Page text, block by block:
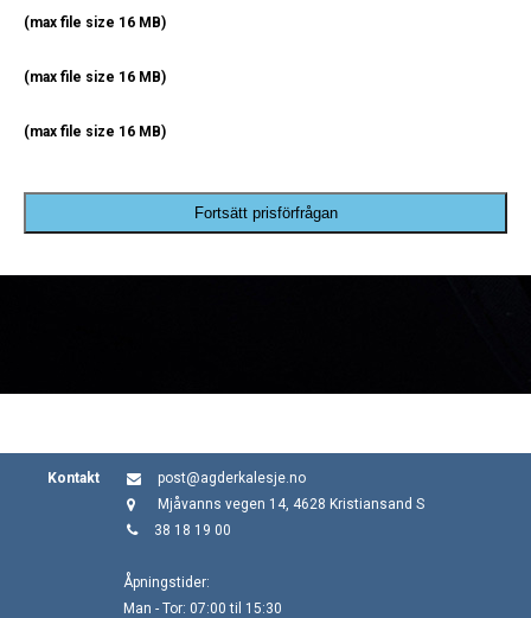
(max file size 16 MB)
(max file size 16 MB)
(max file size 16 MB)
Fortsätt prisförfrågan
Kontakt
post@agderkalesje.no
Mjåvanns vegen 14, 4628 Kristiansand S
38 18 19 00
Åpningstider:
Man - Tor: 07:00 til 15:30